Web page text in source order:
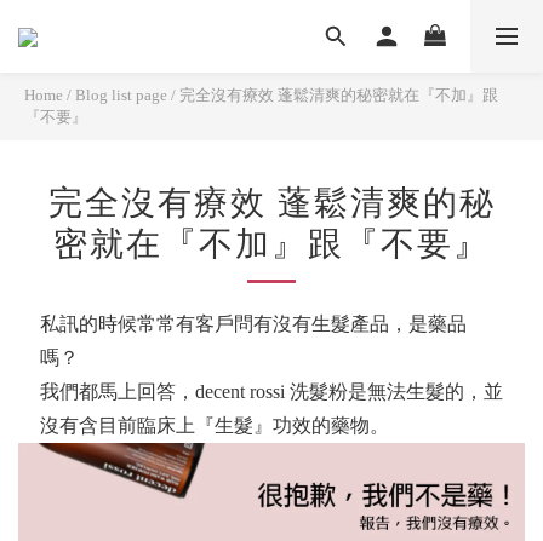
Home / Blog list page / 完全沒有療效 蓬鬆清爽的秘密就在『不加』跟
『不要』
完全沒有療效 蓬鬆清爽的秘
密就在『不加』跟『不要』
私訊的時候常常有客戶問有沒有生髮產品，是藥品
嗎？
我們都馬上回答，decent rossi 洗髮粉是無法生髮的，並
沒有含目前臨床上『生髮』功效的藥物。